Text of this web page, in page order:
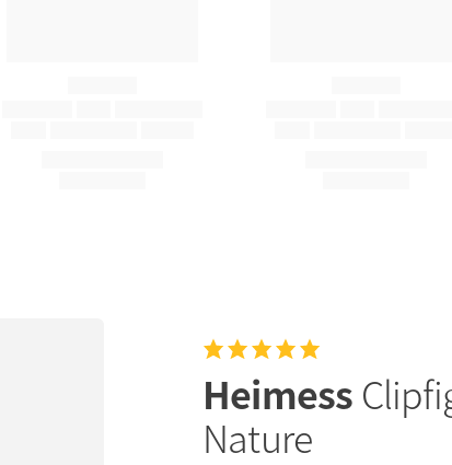
Heimess
Nature